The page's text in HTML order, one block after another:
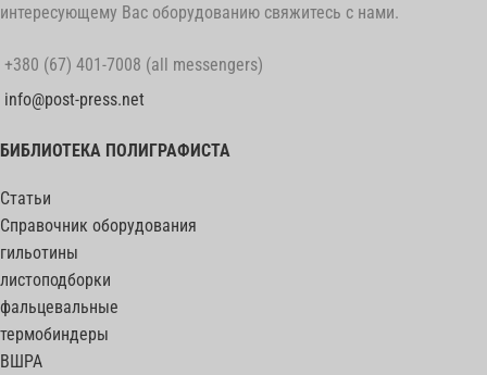
интересующему Вас оборудованию свяжитесь с нами.
+380 (67) 401-7008 (all messengers)
info@post-press.net
БИБЛИОТЕКА ПОЛИГРАФИСТА
Статьи
Справочник оборудования
гильотины
листоподборки
фальцевальные
термобиндеры
ВШРА